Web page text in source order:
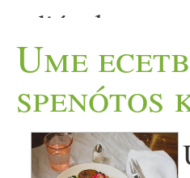
dióval
beáztatni a
hogy pirítva
keserű ;)
Ume
spenótos